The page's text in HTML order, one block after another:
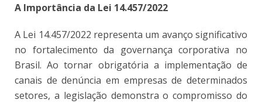
A Importância da Lei 14.457/2022
A Lei 14.457/2022 representa um avanço significativo
no fortalecimento da governança corporativa no
Brasil. Ao tornar obrigatória a implementação de
canais de denúncia em empresas de determinados
setores, a legislação demonstra o compromisso do